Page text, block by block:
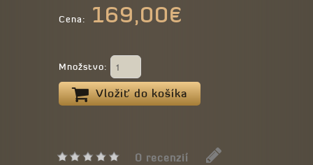
Cena: 169,00€
Množstvo:
Vložiť do košíka
0 recenzií